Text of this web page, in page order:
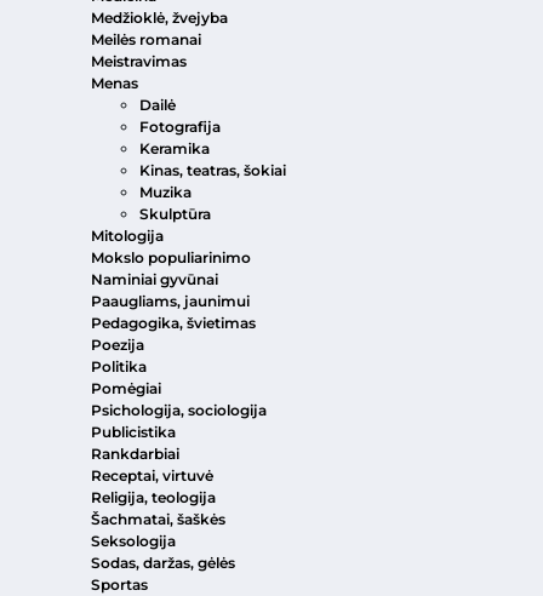
Medžioklė, žvejyba
Meilės romanai
Meistravimas
Menas
Dailė
Fotografija
Keramika
Kinas, teatras, šokiai
Muzika
Skulptūra
Mitologija
Mokslo populiarinimo
Naminiai gyvūnai
Paaugliams, jaunimui
Pedagogika, švietimas
Poezija
Politika
Pomėgiai
Psichologija, sociologija
Publicistika
Rankdarbiai
Receptai, virtuvė
Religija, teologija
Šachmatai, šaškės
Seksologija
Sodas, daržas, gėlės
Sportas